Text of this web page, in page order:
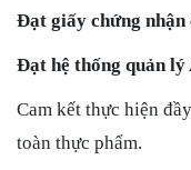
Đạt giấy chứng nhận
Đạt hệ thống quản lý
Cam kết thực hiện
toàn thực phẩm.